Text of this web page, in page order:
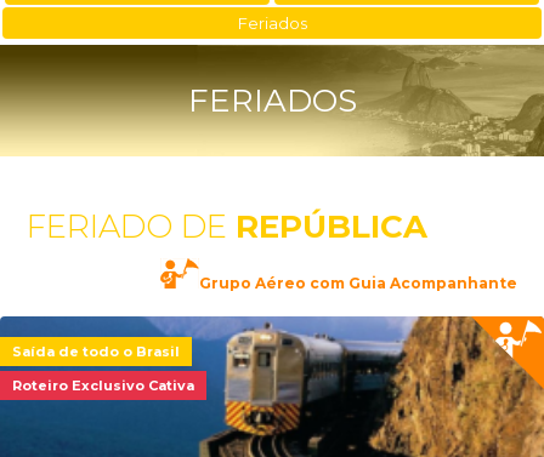
Feriados
FERIADOS
FERIADO DE REPÚBLICA
Grupo Aéreo com Guia Acompanhante
Saída de todo o Brasil
Roteiro Exclusivo Cativa